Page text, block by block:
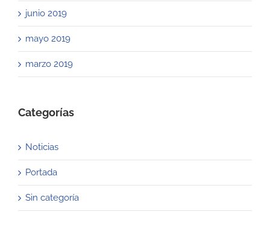
junio 2019
mayo 2019
marzo 2019
Categorías
Noticias
Portada
Sin categoría